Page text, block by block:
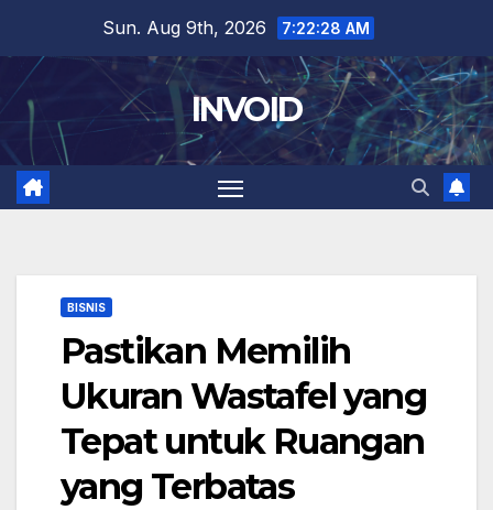
content
Sun. Aug 9th, 2026 7:22:28 AM
INVOID
BISNIS
Pastikan Memilih
Ukuran Wastafel yang
Tepat untuk Ruangan
yang Terbatas